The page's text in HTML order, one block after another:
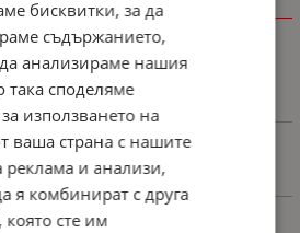
СКОРОСТ, MBIT/S
бисквитки, за да
съдържанието,
анализираме нашия
споделяме
използването на
ваша страна с нашите
реклама и анализи,
я комбинират с друга
сте им